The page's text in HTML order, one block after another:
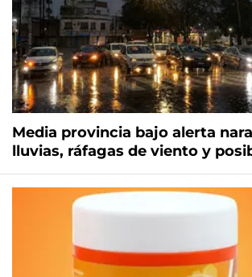
Media provincia bajo alerta
lluvias, ráfagas de viento y